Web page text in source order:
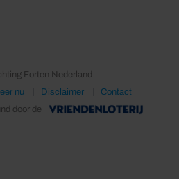
Forten Nederland
nu Disclaimer
Contact
door de